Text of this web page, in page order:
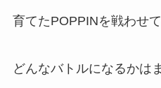
育てたPOPPINを戦わせ
どんなバトルになるかは